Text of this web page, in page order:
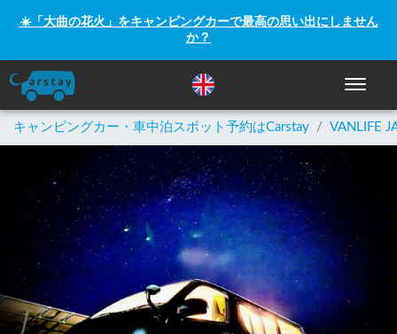
☀️「大曲の花火」をキャンピングカーで最高の思い出にしません
か？
ナビゲ
キャンピングカー・車中泊スポット予約はCarstay / VANLIFE